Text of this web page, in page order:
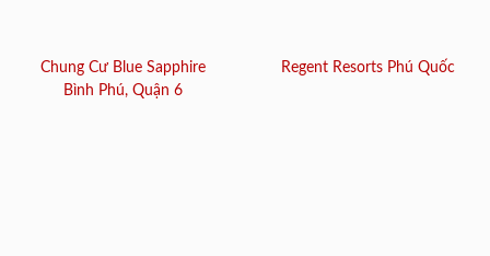
Chung Cư Blue Sapphire
Bình Phú, Quận 6
Regent Resorts Phú Quốc